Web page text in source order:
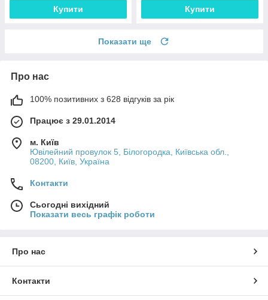
Купити Купити
Показати ще
Про нас
100% позитивних з 628 відгуків за рік
Працює з 29.01.2014
м. Київ
Ювілейний провулок 5, Білогородка, Київська обл.,
08200, Київ, Україна
Контакти
Сьогодні вихідний
Показати весь графік роботи
Про нас
Контакти